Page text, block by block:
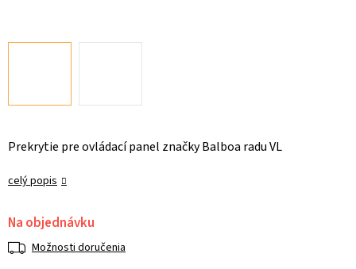
Prekrytie pre ovládací panel značky Balboa radu VL
celý popis
Na objednávku
Možnosti doručenia